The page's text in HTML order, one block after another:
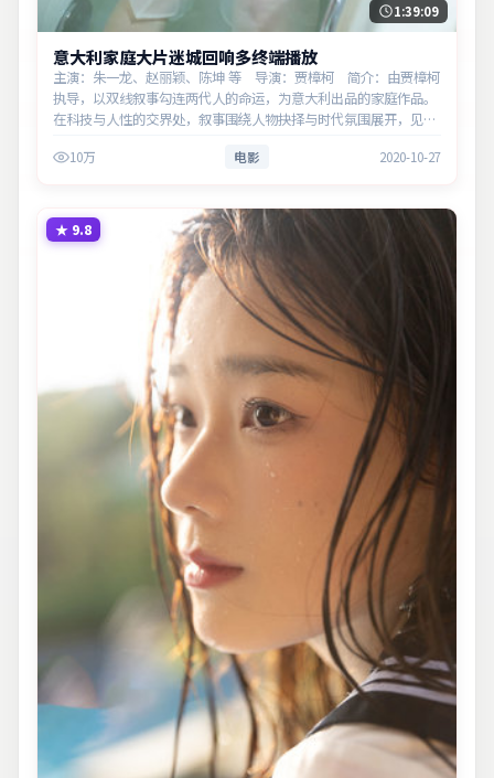
1:39:09
意大利家庭大片迷城回响多终端播放
主演：朱一龙、赵丽颖、陈坤 等 导演：贾樟柯 简介：由贾樟柯
执导，以双线叙事勾连两代人的命运，为意大利出品的家庭作品。
在科技与人性的交界处，叙事围绕人物抉择与时代氛围展开，见证
现实意义。
10万 电影 2020-10-27
★ 9.8